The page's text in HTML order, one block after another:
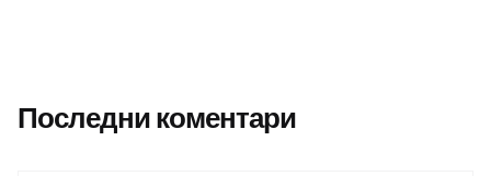
Последни коментари